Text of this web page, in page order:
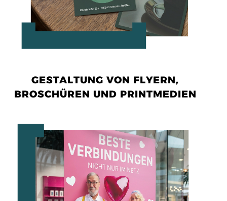
GESTALTUNG VON FLYERN,
BROSCHÜREN UND PRINTMEDIEN